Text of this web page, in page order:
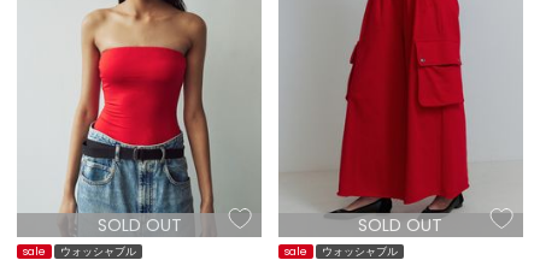
セルフォード
Clarks Premium
クラークス
CODE A
コードエー
SOLD OUT
sale ウォッシャブル
SOLD OUT
sale ウォッシャブル